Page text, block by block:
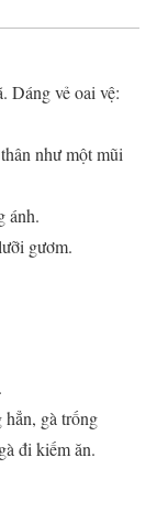
Dáng vẻ oai vệ:
như một mũi
ánh.
gươm.
gà trống
đi kiếm ăn.